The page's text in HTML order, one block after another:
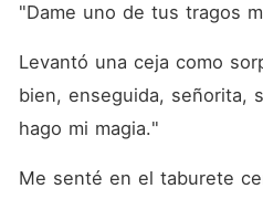
"Dame uno de tus tragos
Levantó una ceja como
bien, enseguida, señorita,
hago mi magia."
Me senté en el taburete